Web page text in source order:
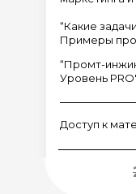
“Какие
Примеры
“Промт-
Уровень
Доступ к